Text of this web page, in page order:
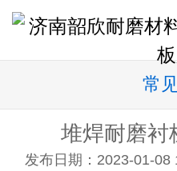
常
堆焊耐磨衬
发布日期：2023-01-08